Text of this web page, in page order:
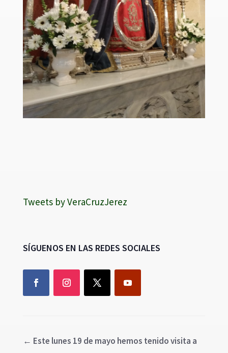
Tweets by VeraCruzJerez
SÍGUENOS EN LAS REDES SOCIALES
← Este lunes 19 de mayo hemos tenido visita a